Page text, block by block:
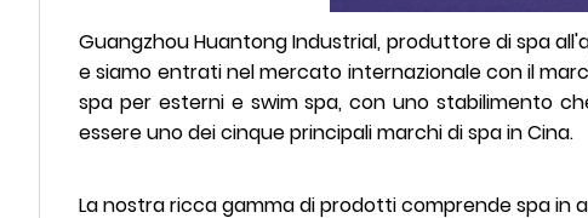
Guangzhou Huantong Industrial, produttore di spa
e siamo entrati nel mercato internazionale con il
spa per esterni e swim spa, con uno stabilimento
essere uno dei cinque principali marchi di spa in Cina.
La nostra ricca gamma di prodotti comprende spa in